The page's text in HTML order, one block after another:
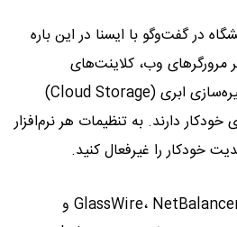
در گفت‌وگو با ایسنا در این باره
مرورگرهای وب، کلاینت‌های
آنتی‌ویروس و ابزارهای ذخیره‌سازی ابری (Cloud Storage)
دارند. به تنظیمات هر نرم‌افزار
خودکار را غیرفعال کنید.
وی افزود: ابزارهایی مانند GlassWire، NetBalancer و